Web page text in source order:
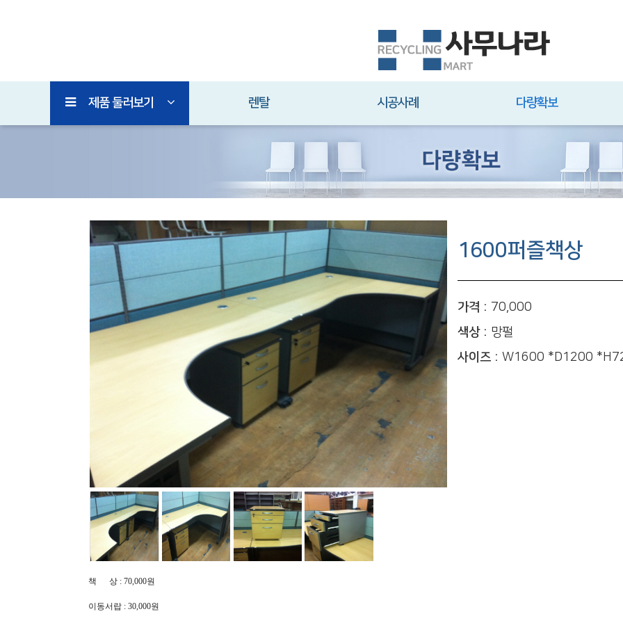
제품 둘러보기 렌탈 시공사례 다량확보
1600퍼즐책상
가격 : 70,000
색상 : 망펄
사이즈 : W1600 *D1200
책 상 : 70,000원
이동서랍 : 30,000원